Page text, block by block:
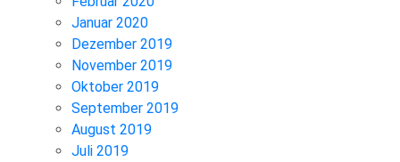
Januar 2020
Dezember 2019
November 2019
Oktober 2019
September 2019
August 2019
Juli 2019